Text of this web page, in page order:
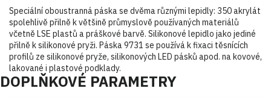
Speciální oboustranná páska se dvěma různými lepidly: 350 akrylát
spolehlivě přilně k většině průmyslově používaných materiálů
včetně LSE plastů a práškové barvě. Silikonové lepidlo jako jediné
přilně k silikonové pryži. Páska 9731 se používá k fixaci těsnících
profilů ze silikonové pryže, silikonových LED pásků apod. na kovové,
lakované i plastové podklady.
DOPLŇKOVÉ PARAMETRY